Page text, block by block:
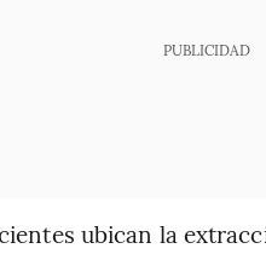
PUBLICIDAD
ubican la